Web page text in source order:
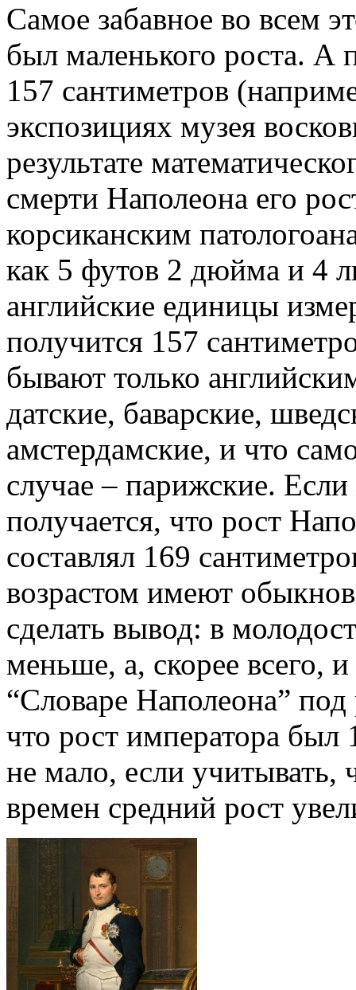
Самое забавное во всем
был маленького роста. А
157 сантиметров
экспозициях музея
результате
смерти Наполеона его
корсиканским
как 5 футов 2 дюйма и 4
английские единицы
получится 157
бывают только
датские, баварские,
амстердамские, и что
случае – парижские.
получается, что рост
составлял 169
возрастом имеют
сделать вывод: в
меньше, а, скорее всего,
“Словаре Наполеона”
что рост императора был
не мало, если учитывать,
времен средний рост